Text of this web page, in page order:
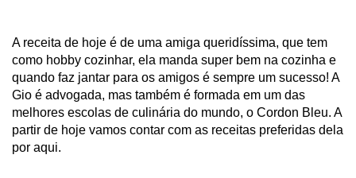
A receita de hoje é de uma amiga queridíssima, que tem
como hobby cozinhar, ela manda super bem na cozinha e
quando faz jantar para os amigos é sempre um sucesso! A
Gio é advogada, mas também é formada em um das
melhores escolas de culinária do mundo, o Cordon Bleu. A
partir de hoje vamos contar com as receitas preferidas dela
por aqui.